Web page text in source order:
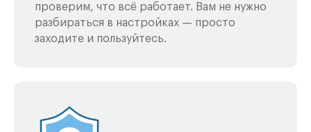
проверим, что всё работает. Вам не нужно
разбираться в настройках — просто
заходите и пользуйтесь.